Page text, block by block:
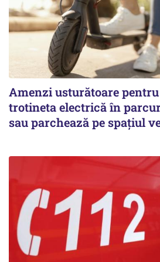
Amenzi usturătoare
trotineta electrică în
sau parchează pe spațiul